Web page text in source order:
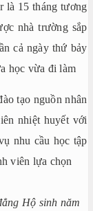
là 15 tháng tương
nhà trường sắp
cả ngày thứ bảy
học vừa đi làm
tạo nguồn nhân
nhiệt huyết với
nhu cầu học tập
viên lựa chọn
Hộ sinh năm